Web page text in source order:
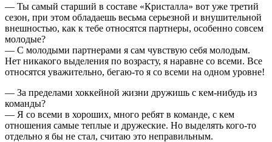
— Ты самый старший в составе «Кристалла» вот уже третий
сезон, при этом обладаешь весьма серьезной и внушительной
внешностью, как к тебе относятся партнеры, особенно совсем
молодые?
— С молодыми партнерами я сам чувствую себя молодым.
Нет никакого выделения по возрасту, я наравне со всеми. Все
относятся уважительно, бегаю-то я со всеми на одном уровне!
— За пределами хоккейной жизни дружишь с кем-нибудь из
команды?
— Я со всеми в хороших, много ребят в команде, с кем
отношения самые теплые и дружеские. Но выделять кого-то
отдельно я бы не стал, считаю это неправильным.